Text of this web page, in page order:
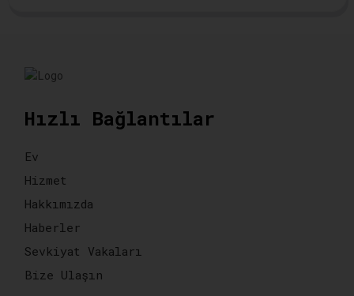
Hızlı Bağlantılar
Ev
Hizmet
Hakkımızda
Haberler
Sevkiyat Vakaları
Bize Ulaşın